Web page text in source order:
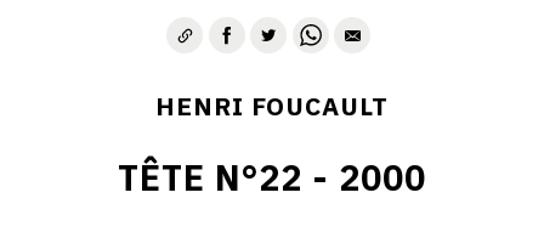
HENRI FOUCAULT
TÊTE N°22 - 2000